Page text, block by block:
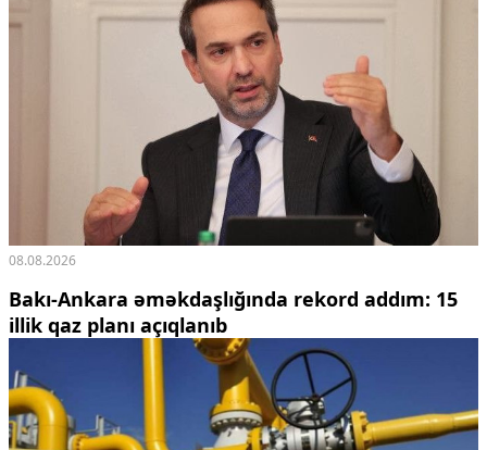
Gənclər və İdman
Mənəvi dəyərlər
Texnologiya
Mətbuat-150
Əlaqə
08.08.2026
Bakı-Ankara əməkdaşlığında rekord addım: 15
illik qaz planı açıqlanıb